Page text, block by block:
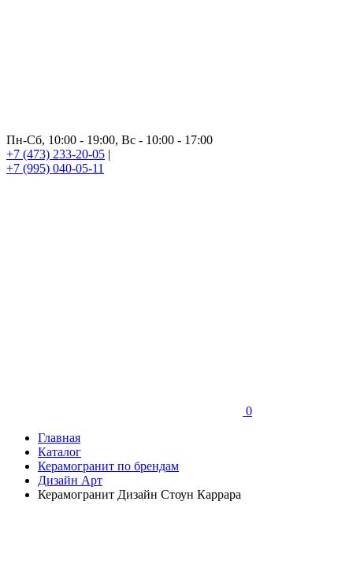
Пн-Сб, 10:00 - 19:00, Вс - 10:00 - 17:00
+7 (473) 233-20-05 |
+7 (995) 040-05-11
0
Главная
Каталог
Керамогранит по брендам
Дизайн Арт
Керамогранит Дизайн Стоун Каррара